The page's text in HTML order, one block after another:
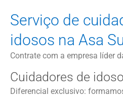
Serviço de
idosos na Asa
Contrate com a empresa líder
Cuidadores de
Diferencial exclusivo: